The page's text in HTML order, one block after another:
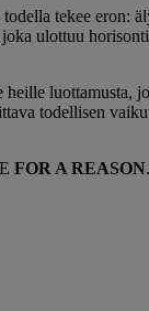
tekee eron:
ulottuu
todellisen
FOR A REASON.